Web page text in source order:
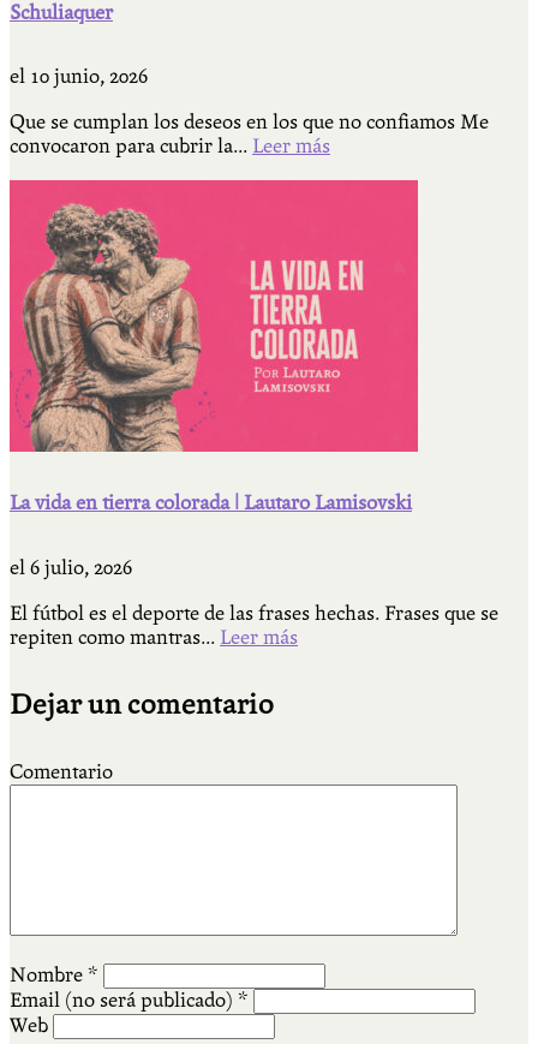
Schuliaquer
el 10 junio, 2026
Que se cumplan los deseos en los que no confiamos Me
convocaron para cubrir la... Leer más
La vida en tierra colorada | Lautaro Lamisovski
el 6 julio, 2026
El fútbol es el deporte de las frases hechas. Frases que se
repiten como mantras... Leer más
Dejar un comentario
Comentario
Nombre *
Email (no será publicado) *
Web